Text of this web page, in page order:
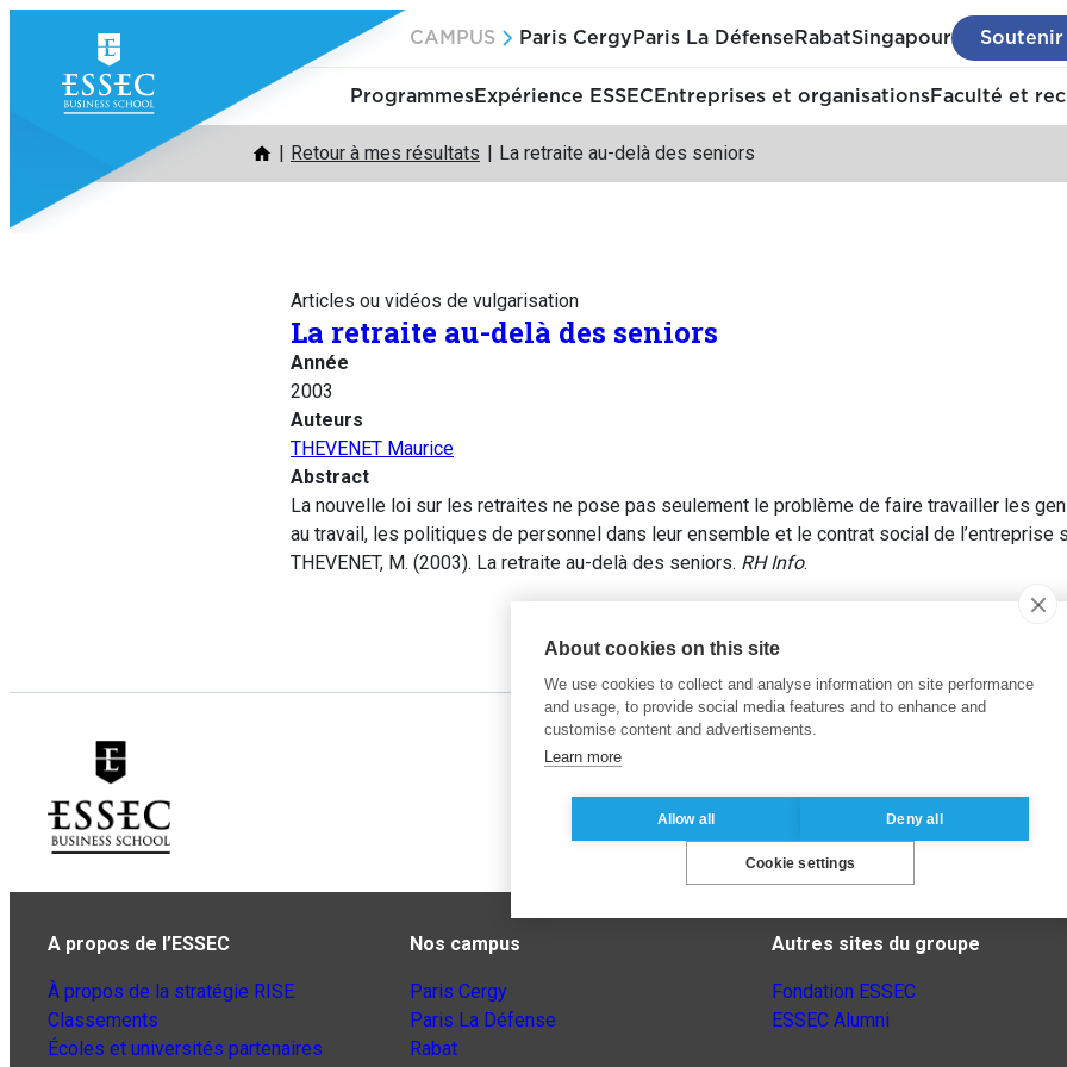
contenu
CAMPUS Paris Cergy Paris La Défense RabatSingapour Soutenir
ProgrammesExpérience ESSEC Entreprises et organisationsFaculté et
Retour à mes résultats La retraite au-delà des seniors
Articles ou vidéos de vulgarisation
La retraite au-delà des seniors
Année
2003
Auteurs
THEVENET Maurice
Abstract
La nouvelle loi sur les retraites ne pose pas seulement le problème de faire travailler les
au travail, les politiques de personnel dans leur ensemble et le contrat social de l’entreprise
THEVENET, M. (2003). La retraite au-delà des seniors. RH Info.
A propos de l’ESSEC
À propos de la stratégie RISE
Classements
Écoles et universités partenaires
Nos campus
Paris Cergy
Paris La Défense
Rabat
Autres sites du groupe
Fondation ESSEC
ESSEC Alumni
About cookies on this site
We use cookies to collect and analyse information on site performance
and usage, to provide social media features and to enhance and
customise content and advertisements.
Learn more
Allow all Deny all
Cookie settings